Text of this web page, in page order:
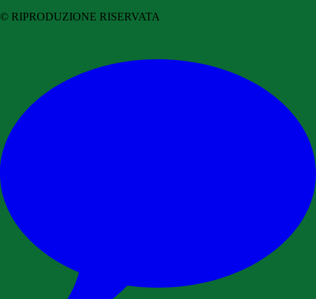
© RIPRODUZIONE RISERVATA